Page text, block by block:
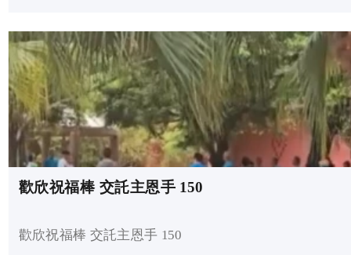
歡欣祝福棒 交託主恩手 150
歡欣祝福棒 交託主恩手 150